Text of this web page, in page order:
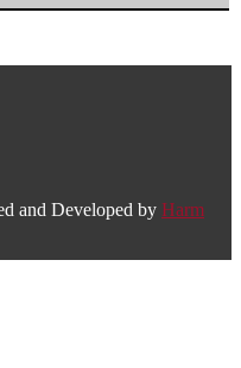
and Developed by Harm